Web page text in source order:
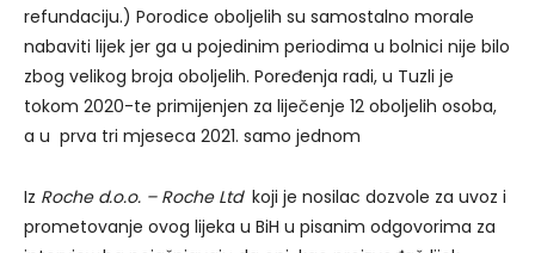
refundaciju.) Porodice oboljelih su samostalno morale
nabaviti lijek jer ga u pojedinim periodima u bolnici nije bilo
zbog velikog broja oboljelih. Poređenja radi, u Tuzli je
tokom 2020-te primijenjen za liječenje 12 oboljelih osoba,
a u prva tri mjeseca 2021. samo jednom
Iz Roche d.o.o. – Roche Ltdkoji je nosilac dozvole za uvoz i
prometovanje ovog lijeka u BiH u pisanim odgovorima za